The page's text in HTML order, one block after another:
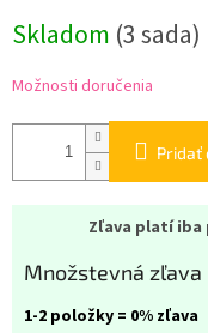
cena:
Skladom (3 sada)
Možnosti doručenia
Pridať
Zľava platí iba
Množstevná zľava
1-2 položky = 0% zľava